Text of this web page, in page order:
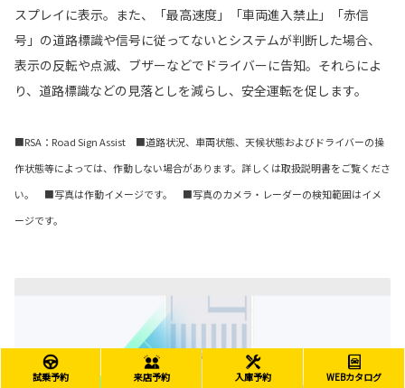
スプレイに表示。また、「最高速度」「車両進入禁止」「赤信
号」の道路標識や信号に従ってないとシステムが判断した場合、
表示の反転や点滅、ブザーなどでドライバーに告知。それらによ
り、道路標識などの見落としを減らし、安全運転を促します。
■RSA：Road Sign Assist ■道路状況、車両状態、天候状態およびドライバーの操
作状態等によっては、作動しない場合があります。詳しくは取扱説明書をご覧くださ
い。 ■写真は作動イメージです。 ■写真のカメラ・レーダーの検知範囲はイメ
ージです。
試乗予約 来店予約 入庫予約 WEBカタログ